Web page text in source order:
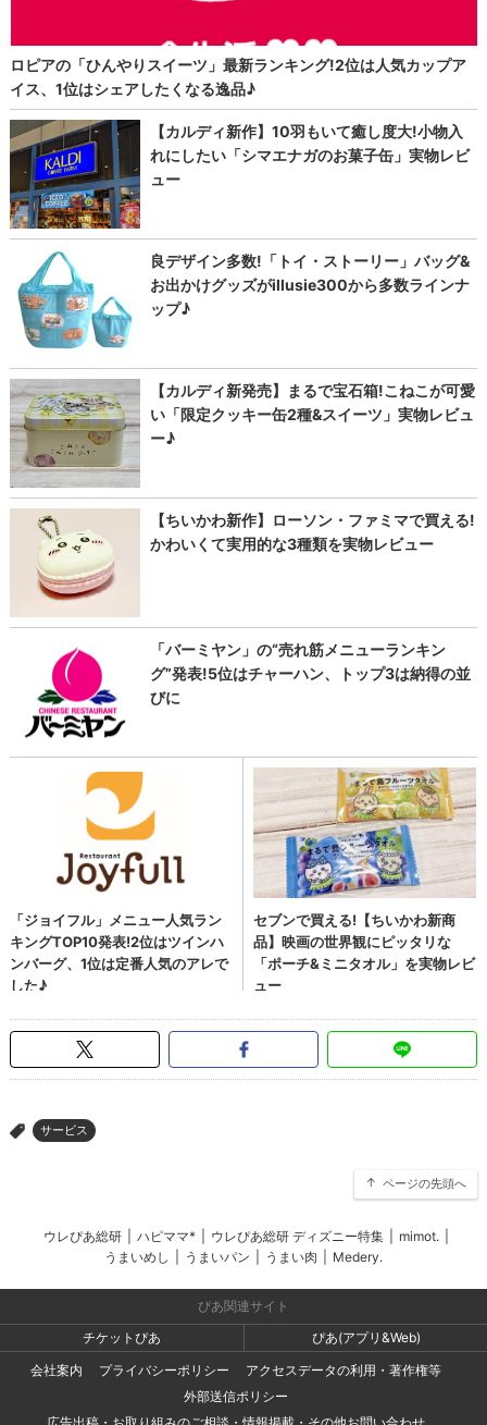
> サービス
ページの先頭へ
ウレぴあ総研 ハピママ* ウレぴあ総研 ディズニー特集 mimot.
うまいめし
うまいパン うまい肉 Medery.
ぴあ関連サイト
チケットぴあ
ぴあ(アプリ&Web)
会社案内
プライバシーポリシー
アクセスデータの利用・著作権等
外部送信ポリシー